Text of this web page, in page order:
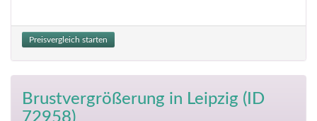
Preisvergleich starten
Brustvergrößerung in Leipzig (ID